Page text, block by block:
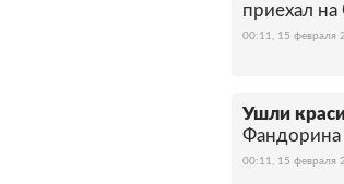
приехал
00:11, 15 февраля
Ушли
Фандорина
00:11, 15 февраля